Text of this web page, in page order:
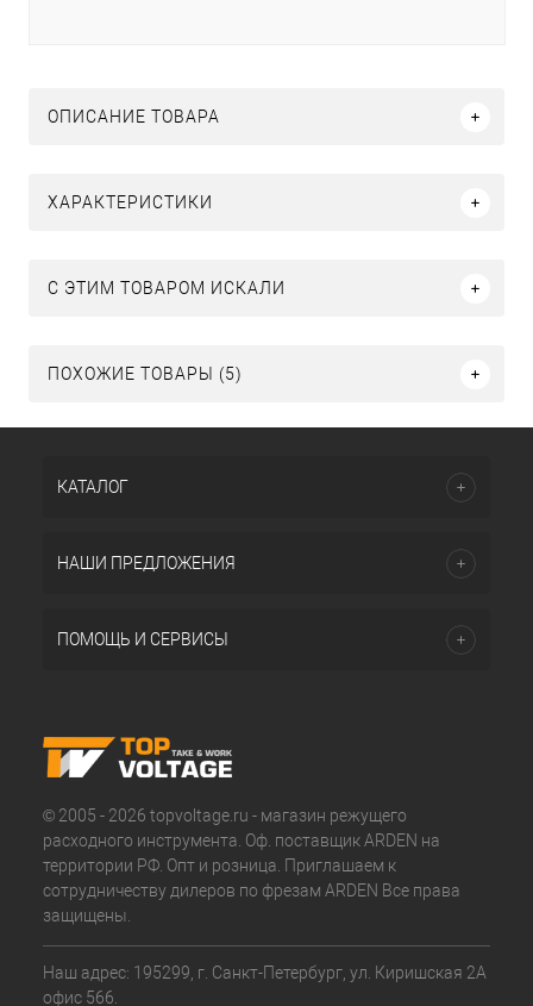
ОПИСАНИЕ ТОВАРА
ХАРАКТЕРИСТИКИ
C ЭТИМ ТОВАРОМ ИСКАЛИ
ПОХОЖИЕ ТОВАРЫ (5)
КАТАЛОГ
НАШИ ПРЕДЛОЖЕНИЯ
ПОМОЩЬ И СЕРВИСЫ
© 2005 - 2026 topvoltage.ru - магазин режущего
расходного инструмента. Оф. поставщик ARDEN на
территории РФ. Опт и розница. Приглашаем к
сотрудничеству дилеров по фрезам ARDEN Все права
защищены.
Наш адрес: 195299, г. Санкт-Петербург, ул. Киришская 2А
офис 566.